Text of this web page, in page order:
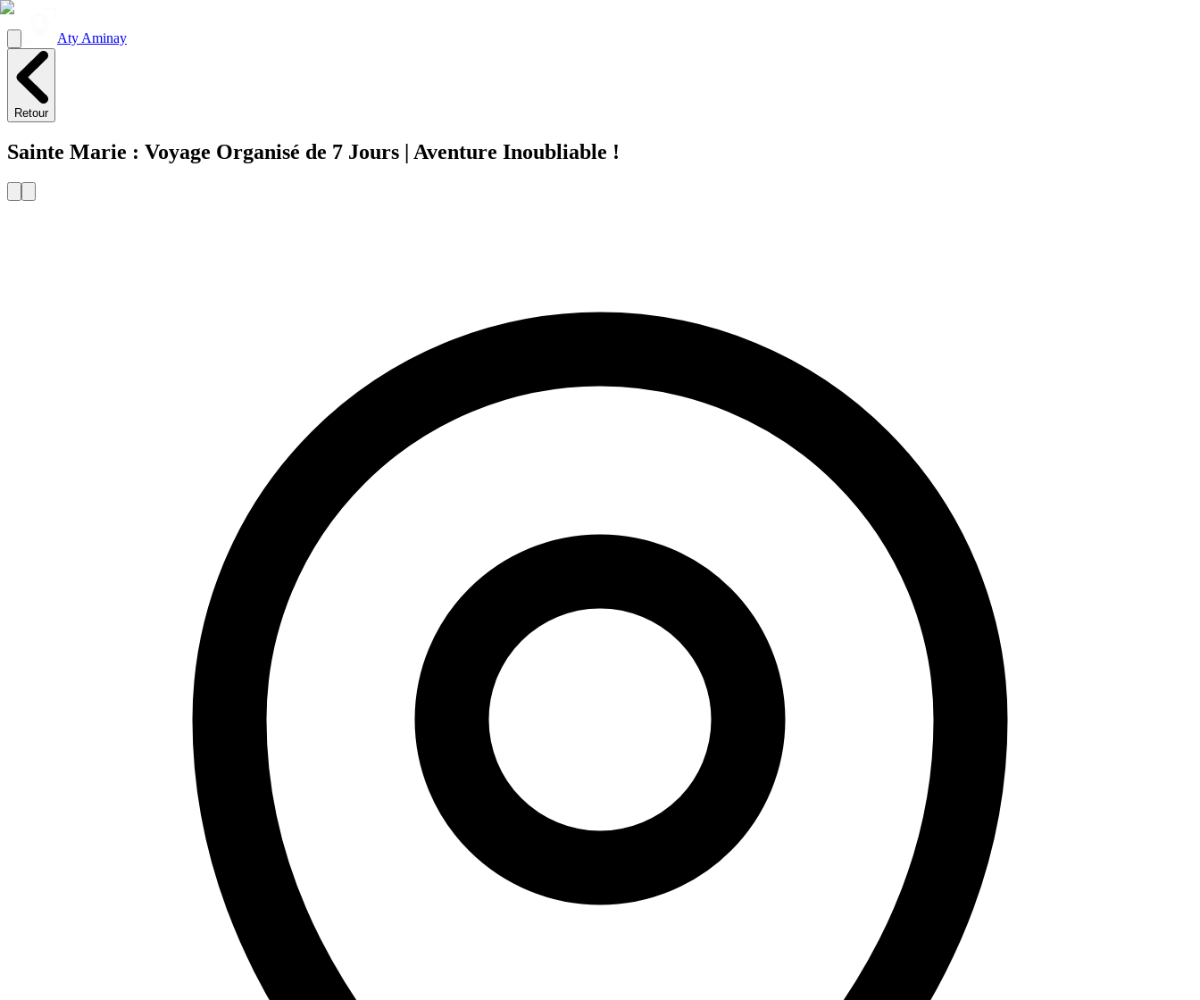
Aty Aminay
Retour
Sainte Marie : Voyage Organisé de 7 Jours | Aventure Inoubliable !